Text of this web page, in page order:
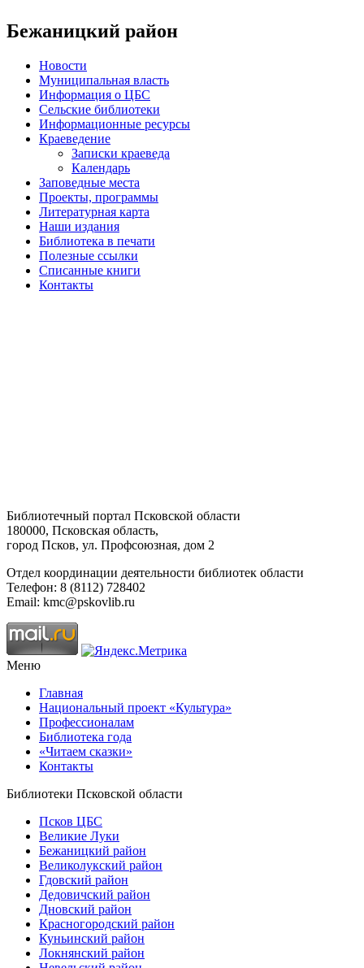
Бежаницкий район
Новости
Муниципальная власть
Информация о ЦБС
Сельские библиотеки
Информационные ресурсы
Краеведение
Записки краеведа
Календарь
Заповедные места
Проекты, программы
Литературная карта
Наши издания
Библиотека в печати
Полезные ссылки
Списанные книги
Контакты
Библиотечный портал Псковской области
180000, Псковская область,
город Псков, ул. Профсоюзная, дом 2
Отдел координации деятельности библиотек области
Телефон: 8 (8112) 728402
Email: kmc@pskovlib.ru
Меню
Главная
Национальный проект «Культура»
Профессионалам
Библиотека года
«Читаем сказки»
Контакты
Библиотеки Псковской области
Псков ЦБС
Великие Луки
Бежаницкий район
Великолукский район
Гдовский район
Дедовичский район
Дновский район
Красногородский район
Куньинский район
Локнянский район